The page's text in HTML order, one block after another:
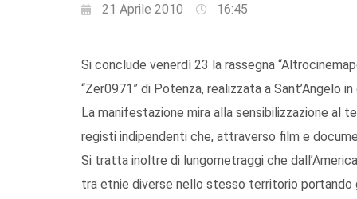
21 Aprile 2010 16:45
Si conclude venerdì 23 la rassegna
“Zer0971” di Potenza, realizzata a Sant’Angelo
La manifestazione mira alla sensibilizzazione al
registi indipendenti che, attraverso film e
Si tratta inoltre di lungometraggi che
tra etnie diverse nello stesso territorio